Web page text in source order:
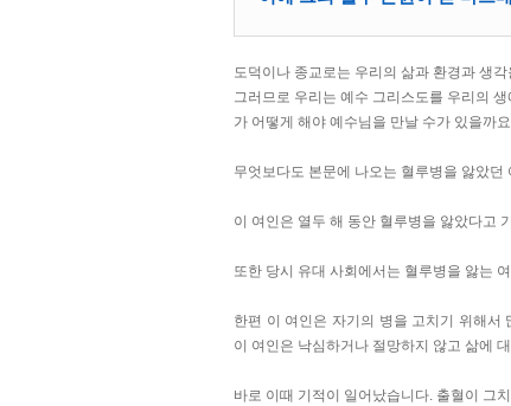
도덕이나 종교로는 우리의 삶과 환경과 생
그러므로 우리는 예수 그리스도를 우리의
가 어떻게 해야 예수님을 만날 수가 있을까
무엇보다도 본문에 나오는 혈루병을 앓았
이 여인은 열두 해 동안 혈루병을 앓았다고
또한 당시 유대 사회에서는 혈루병을 앓는
한편 이 여인은 자기의 병을 고치기 위해서
이 여인은 낙심하거나 절망하지 않고 삶에
바로 이때 기적이 일어났습니다. 출혈이 그